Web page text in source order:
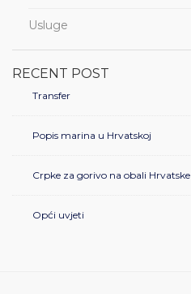
Usluge
RECENT POST
Transfer
Popis marina u Hrvatskoj
Crpke za gorivo na obali Hrvatske
Opći uvjeti